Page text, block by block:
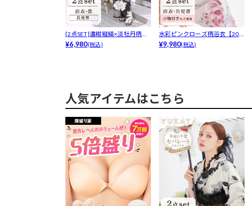
[2点SET]濃紺縦縞×淡牡丹柄浴
衣【...
¥6,980(税込)
水彩ピンクローズ柄浴衣【202
6年新作...
¥9,980(税込)
人気アイテムはこちら